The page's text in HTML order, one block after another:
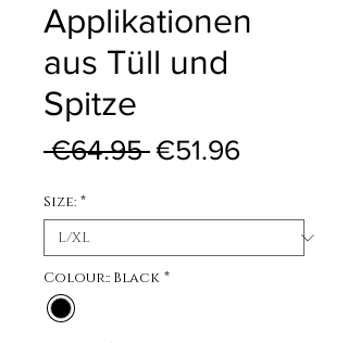
Applikationen
aus Tüll und
Spitze
€64.95 Regular Price
€51.96
Size: *
Colour:: Black *